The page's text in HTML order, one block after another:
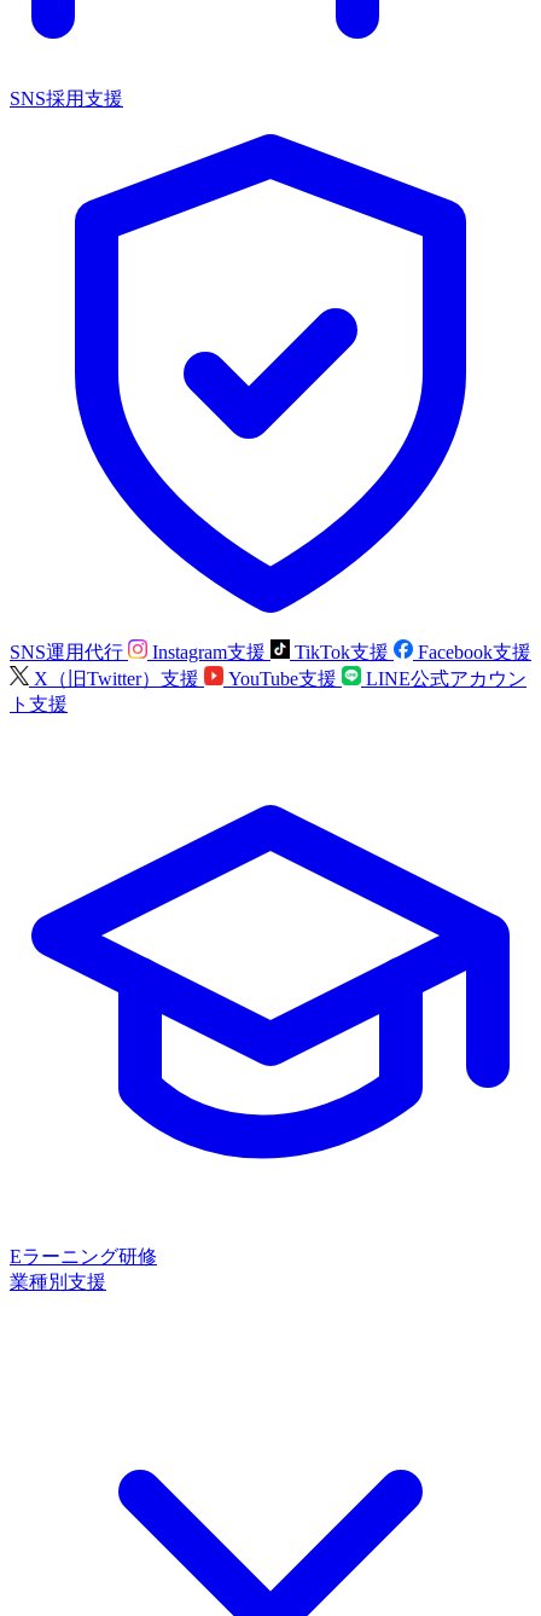
SNS採用支援
SNS運用代行 Instagram支援 TikTok支援
Facebook支援
X（旧Twitter）支援
YouTube支援
LINE公式アカウン
ト支援
Eラーニング研修
業種別支援